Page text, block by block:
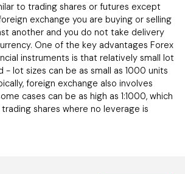
to trading shares or futures except
exchange you are buying or selling
another and you do not take delivery
One of the key advantages Forex
instruments is that relatively small lot
- lot sizes can be as small as 1000 units
foreign exchange also involves
cases can be as high as 1:1000, which
shares where no leverage is